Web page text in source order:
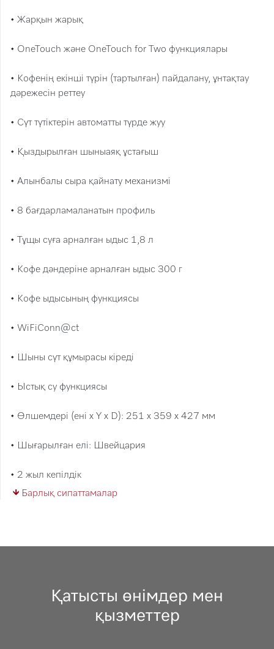
• Жарқын жарық
• OneTouch және OneTouch for Two функциялары
• Кофенің екінші түрін (тартылған) пайдалану, ұнтақтау
дәрежесін реттеу
• Сүт түтіктерін автоматты түрде жуу
• Қыздырылған шыныаяқ ұстағыш
• Алынбалы сыра қайнату механизмі
• 8 бағдарламаланатын профиль
• Тұщы суға арналған ыдыс 1,8 л
• Кофе дәндеріне арналған ыдыс 300 г
• Кофе ыдысының функциясы
• WiFiConn@ct
• Шыны сүт құмырасы кіреді
• Ыстық су функциясы
• Өлшемдері (ені x Y x D): 251 x 359 x 427 мм
• Шығарылған елі: Швейцария
• 2 жыл кепілдік
Барлық сипаттамалар
Қатысты өнімдер мен
қызметтер